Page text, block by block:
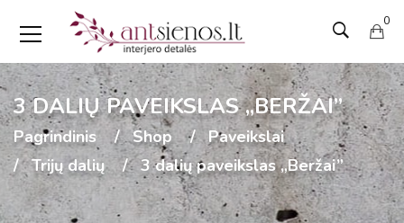
0
3 DALIŲ PAVEIKSLAS „BERŽAI”
Pagrindinis Shop
Paveikslai
Trijų dalių
3 dalių paveikslas „Beržai”